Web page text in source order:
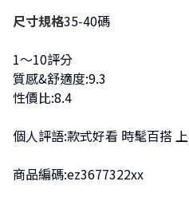
尺寸規格35-40碼
1～10評分
質感&舒適度:9.3
性價比:8.4
個人評語:款式好看 時髦百搭 上
商品編碼:ez3677322xx